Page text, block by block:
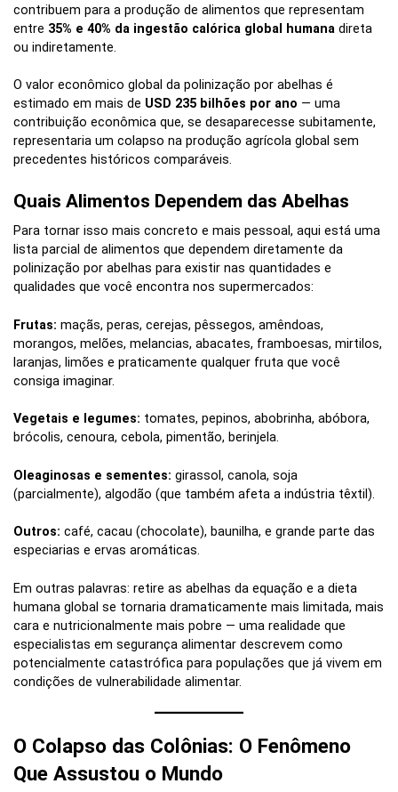
contribuem para a produção de alimentos que representam
entre 35% e 40% da ingestão calórica global humana direta
ou indiretamente.
O valor econômico global da polinização por abelhas é
estimado em mais de USD 235 bilhões por ano — uma
contribuição econômica que, se desaparecesse subitamente,
representaria um colapso na produção agrícola global sem
precedentes históricos comparáveis.
Quais Alimentos Dependem das Abelhas
Para tornar isso mais concreto e mais pessoal, aqui está uma
lista parcial de alimentos que dependem diretamente da
polinização por abelhas para existir nas quantidades e
qualidades que você encontra nos supermercados:
Frutas: maçãs, peras, cerejas, pêssegos, amêndoas,
morangos, melões, melancias, abacates, framboesas, mirtilos,
laranjas, limões e praticamente qualquer fruta que você
consiga imaginar.
Vegetais e legumes: tomates, pepinos, abobrinha, abóbora,
brócolis, cenoura, cebola, pimentão, berinjela.
Oleaginosas e sementes: girassol, canola, soja
(parcialmente), algodão (que também afeta a indústria têxtil).
Outros: café, cacau (chocolate), baunilha, e grande parte das
especiarias e ervas aromáticas.
Em outras palavras: retire as abelhas da equação e a dieta
humana global se tornaria dramaticamente mais limitada, mais
cara e nutricionalmente mais pobre — uma realidade que
especialistas em segurança alimentar descrevem como
potencialmente catastrófica para populações que já vivem em
condições de vulnerabilidade alimentar.
O Colapso das Colônias: O Fenômeno
Que Assustou o Mundo